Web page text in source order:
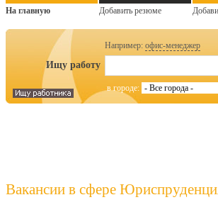
На главную Добавить резюме
Например: офис-менеджер
Ищу работу
в городе:
Вакансии в сфере